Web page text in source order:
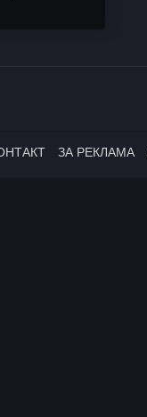
ЗА РЕКЛАМА